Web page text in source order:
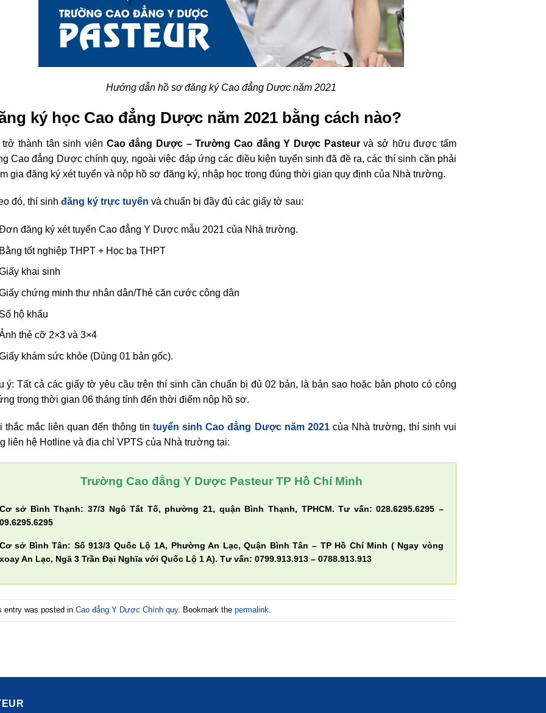
Hướng dẫn hồ sơ đăng ký Cao đẳng Dược năm 2021
ký học Cao đẳng Dược năm 2021 bằng cách nào?
thành tân sinh viên Cao đẳng Dược – Trường Cao đẳng Y Dược Pasteurvà sở hữu được tấm
Cao đẳng Dược chính quy, ngoài việc đáp ứng các điều kiện tuyển sinh đã đề ra, các thí sinh cần phải
gia đăng ký xét tuyển và nộp hồ sơ đăng ký, nhập học trong đúng thời gian quy định của Nhà trường.
đó, thí sinh đăng ký trực tuyến và chuẩn bị đầy đủ các giấy tờ sau:
đăng ký xét tuyển Cao đẳng Y Dược mẫu 2021 của Nhà trường.
Bằng tốt nghiệp THPT + Học bạ THPT
khai sinh
chứng minh thư nhân dân/Thẻ căn cước công dân
Sổ hộ khẩu
thẻ cỡ 2×3 và 3×4
khám sức khỏe (Dùng 01 bản gốc).
ý: Tất cả các giấy tờ yêu cầu trên thí sinh cần chuẩn bị đủ 02 bản, là bản sao hoặc bản photo có công
trong thời gian 06 tháng tính đến thời điểm nộp hồ sơ.
thắc mắc liên quan đến thông tin tuyển sinh Cao đẳng Dược năm 2021của Nhà trường, thí sinh vui
liên hệ Hotline và địa chỉ VPTS của Nhà trường tại:
Trường Cao đẳng Y Dược Pasteur TP Hồ Chí Minh
Cơ sở Bình Thạnh: 37/3 Ngô Tất Tố, phường 21, quận Bình Thạnh, TPHCM. Tư vấn: 028.6295.6295 –
09.6295.6295
Cơ sở Bình Tân: Số 913/3 Quốc Lộ 1A, Phường An Lạc, Quận Bình Tân – TP Hồ Chí Minh ( Ngay vòng
xoay An Lạc, Ngã 3 Trần Đại Nghĩa với Quốc Lộ 1 A). Tư vấn: 0799.913.913 – 0788.913.913
entry was posted in Cao đẳng Y Dược Chính quy. Bookmark the permalink